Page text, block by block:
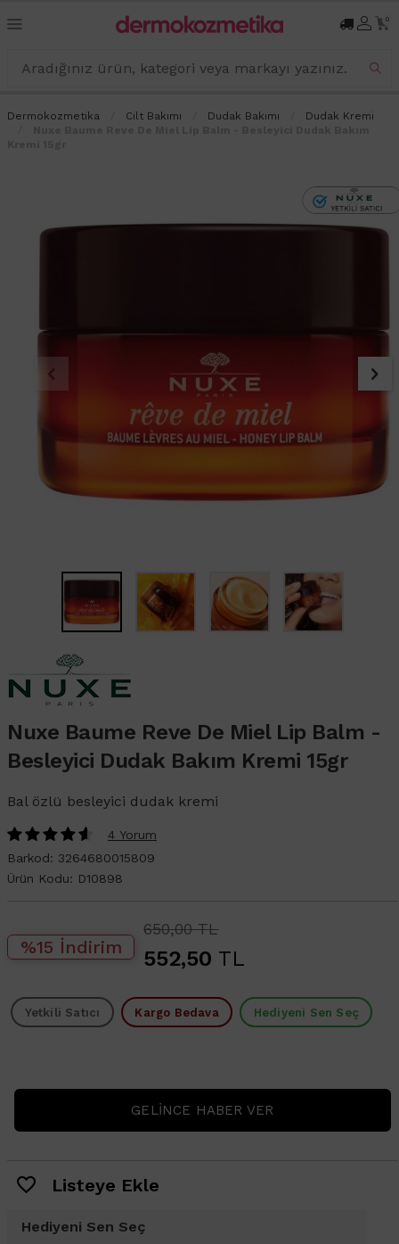
0
Dermokozmetika Cilt Bakımı Dudak Bakımı
Dudak Kremi
Nuxe Baume Reve De Miel Lip Balm -
Besleyici Dudak Bakım Kremi 15gr
Bal özlü besleyici dudak kremi
4 Yorum
Barkod: 3264680015809
Ürün Kodu: D10898
%15 İndirim
650,00 TL
552,50 TL
Yetkili Satıcı Kargo Bedava Hediyeni Sen Seç
GELINCE HABER VER
Listeye Ekle
Hediyeni Sen Seç